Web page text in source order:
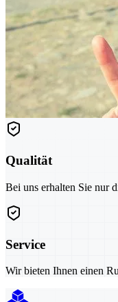
Qualität
Bei uns erhalten Sie nur
Service
Wir bieten Ihnen einen